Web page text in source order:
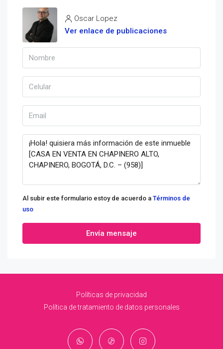
Oscar Lopez
Ver enlace de publicaciones
Al subir este formulario estoy de acuerdo a Términos de
uso
Envía mensaje
Políticas de privacidad
Política de tratamiento de datos personales